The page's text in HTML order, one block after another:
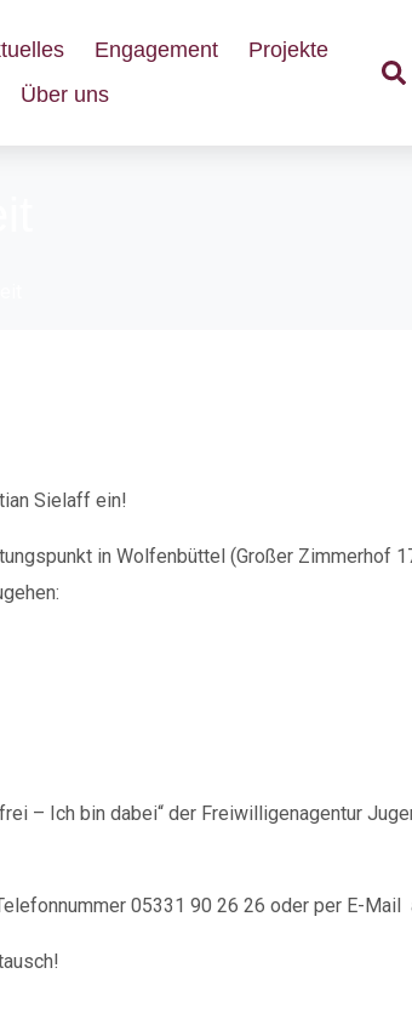
Engagement
Projekte
Über uns
Sielaff ein!
in Wolfenbüttel (Großer Zimmerhof
– Ich bin dabei“ der Freiwilligenagentur
05331 90 26 26 oder per E-
Spenden zukommen lassen möchten,
BIC: NOLADE2HXXX